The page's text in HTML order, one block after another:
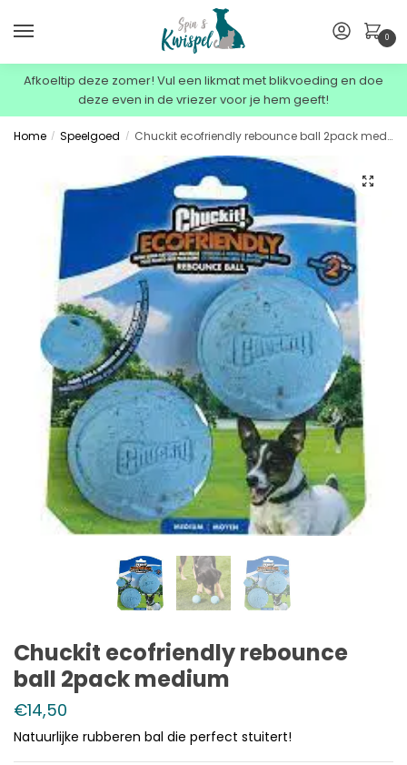
0
Afkoeltip deze zomer! Vul een likmat met blikvoeding en doe
deze even in de vriezer voor je hem geeft!
Home / Speelgoed / Chuckit ecofriendly rebounce ball 2pack medium
Chuckit ecofriendly rebounce
ball 2pack medium
€14,50
Natuurlijke rubberen bal die perfect stuitert!